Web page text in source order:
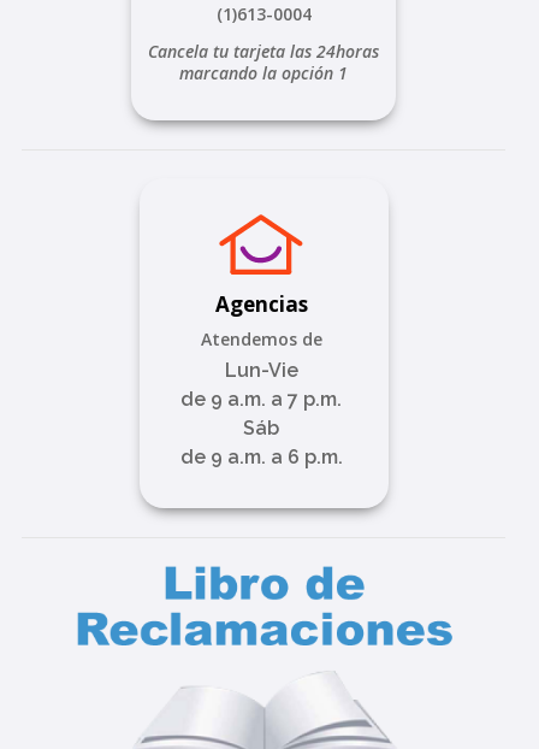
(1)613-0004
Cancela tu tarjeta las 24horas
marcando la opción 1
Agencias
Atendemos de
Lun-Vie
de 9 a.m. a 7 p.m.
Sáb
de 9 a.m. a 6 p.m.